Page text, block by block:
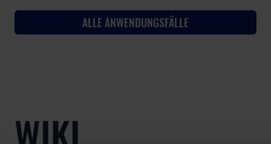
ALLE ANWENDUNGSFÄLLE